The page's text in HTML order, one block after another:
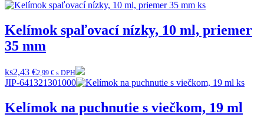
Kelímok spaľovací nízky, 10 ml, priemer
35 mm
ks2,43 €2,99 € s DPH
JIP-641321301000
Kelímok na puchnutie s viečkom, 19 ml